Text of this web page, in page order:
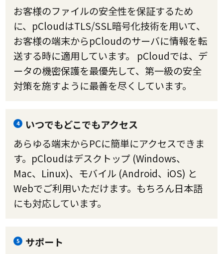
お客様のファイルの安全性を保証するため
に、pCloudはTLS/SSL暗号化技術を用いて、
お客様の端末からpCloudのサーバに情報を転
送する時に適用しています。 pCloudでは、デ
ータの機密保護を最優先して、第一級の安全
対策を施すように最善を尽くしています。
4
いつでもどこでもアクセス
あらゆる端末からPCに簡単にアクセスできま
す。pCloudはデスクトップ (Windows、
Mac、Linux)、モバイル (Android、iOS) と
Webでご利用いただけます。もちろん日本語
にも対応しています。
5
サポート